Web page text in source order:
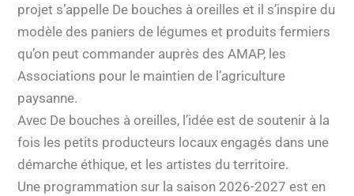
projet s’appelle De bouches à oreilles et il s’inspire du
modèle des paniers de légumes et produits fermiers
qu’on peut commander auprès des AMAP, les
Associations pour le maintien de l’agriculture
paysanne.
Avec De bouches à oreilles, l’idée est de soutenir à la
fois les petits producteurs locaux engagés dans une
démarche éthique, et les artistes du territoire.
Une programmation sur la saison 2026-2027 est en